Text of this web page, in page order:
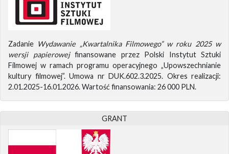
Zadanie Wydawanie „Kwartalnika Filmowego” w roku 2025 w
wersji papierowejfinansowane przez Polski Instytut Sztuki
Filmowej w ramach programu operacyjnego „Upowszechnianie
kultury filmowej”. Umowa nr DUK.602.3.2025. Okres realizacji:
2.01.2025-16.01.2026. Wartość finansowania: 26 000 PLN.
GRANT